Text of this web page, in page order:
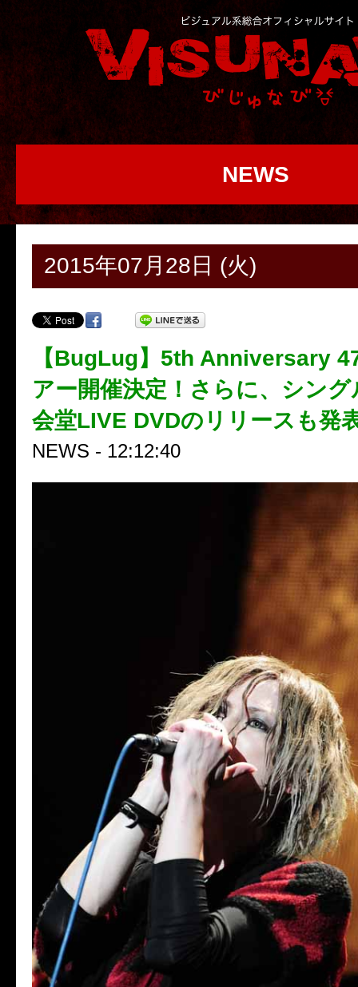
NEWS
2015年07月28日 (火)
【BugLug】5th Anniversary
アー開催決定！さらに、シング
会堂LIVE DVDのリリースも発
NEWS - 12:12:40